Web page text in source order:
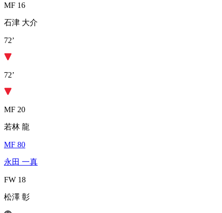
MF 16
石津 大介
72’
72’
MF 20
若林 龍
MF 80
永田 一真
FW 18
松澤 彰